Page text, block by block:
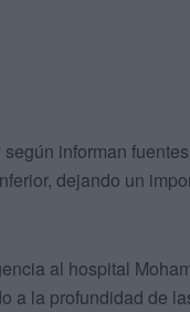
informan
dejando un
al hospital
a la profundidad de